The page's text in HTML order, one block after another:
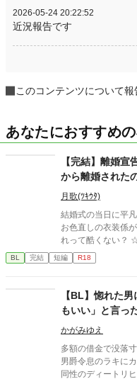
2026-05-24 20:22:52
近況報告です
このコンテンツについて報
あなたにおすすめ
【完結】離婚
から離婚された
月歌(ﾂｷｳﾀ)
結婚式の当日に平
お色直しの衣装係
れって酷くない？ ☆表紙絵 AIピカソとAIイラストメーカーで作成
しました。
BL 完結 短編 R18
【BL】惚れた
もいい」と言っ
ている侯爵令息の
かがみゆえ
多額の借金で没落
男爵令息のラキに
同性のディートリ